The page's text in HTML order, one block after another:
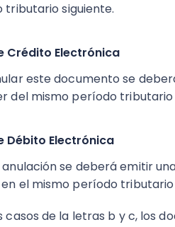
tributario siguiente.
Crédito Electrónica
este documento se
del mismo período
Débito Electrónica
anulación se deberá emitir
el mismo período
casos de la letras b y c, los